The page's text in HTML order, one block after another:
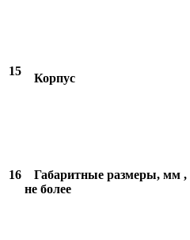
15
Корпус
16
Габаритные размеры, мм ,
не более